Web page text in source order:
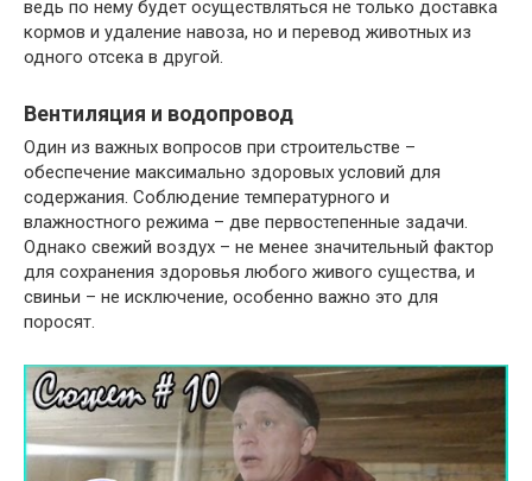
ведь по нему будет осуществляться не только доставка
кормов и удаление навоза, но и перевод животных из
одного отсека в другой.
Вентиляция и водопровод
Один из важных вопросов при строительстве –
обеспечение максимально здоровых условий для
содержания. Соблюдение температурного и
влажностного режима – две первостепенные задачи.
Однако свежий воздух – не менее значительный фактор
для сохранения здоровья любого живого существа, и
свиньи – не исключение, особенно важно это для
поросят.